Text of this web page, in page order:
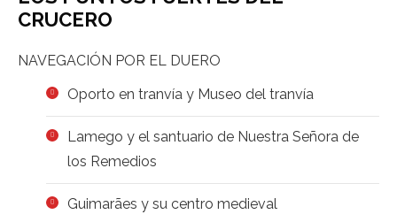
CRUCERO
NAVEGACIÓN POR EL DUERO
Oporto en tranvía y Museo del tranvía
Lamego y el santuario de Nuestra Señora de
los Remedios
Guimarães y su centro medieval